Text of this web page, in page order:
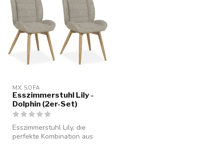
MX SOFA
Esszimmerstuhl Lily -
Dolphin (2er-Set)
Esszimmerstuhl Lily, die
perfekte Kombination aus